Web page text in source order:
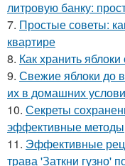
литровую банку:
7. Простые советы:
квартире
8. Как хранить
9. Свежие яблоки до
их в домашних
10. Секреты
эффективные методы
11. Эффективные
трава 'Заткни гузно'